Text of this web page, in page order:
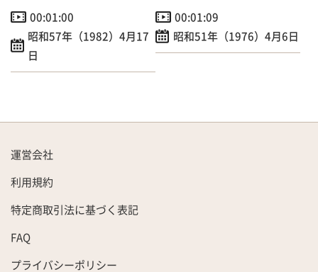
00:01:00
昭和57年（1982）4月17
日
00:01:09
昭和51年（1976）4月6日
運営会社
利用規約
特定商取引法に基づく表記
FAQ
プライバシーポリシー